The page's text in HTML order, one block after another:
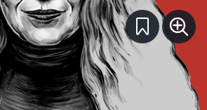
•10. 11. 2013 minuty